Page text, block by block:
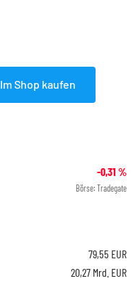
Im Shop kaufen
-0,31 %
Börse: Tradegate
79,55 EUR
20,27 Mrd. EUR